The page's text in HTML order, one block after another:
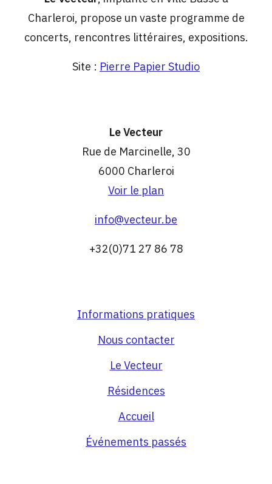
Charleroi, propose un vaste programme de
concerts, rencontres littéraires, expositions.
Site : Pierre Papier Studio
Le Vecteur
Rue de Marcinelle, 30
6000 Charleroi
Voir le plan
info@vecteur.be
+32(0)71 27 86 78
Informations pratiques
Nous contacter
Le Vecteur
Résidences
Accueil
Événements passés